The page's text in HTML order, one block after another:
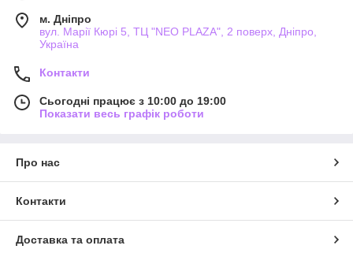
м. Дніпро
вул. Марії Кюрі 5, ТЦ "NEO PLAZA", 2 поверх, Дніпро,
Україна
Контакти
Сьогодні працює з 10:00 до 19:00
Показати весь графік роботи
Про нас
Контакти
Доставка та оплата